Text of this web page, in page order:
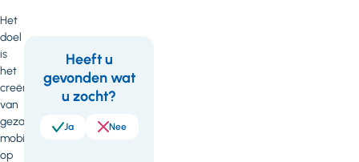
Het
doel
is
het
creëren
van
gezamenlijk
mobiliteit
op
Wil
meer
Feedback
Heeft u
gevonden wat
u zocht?
Ja Nee